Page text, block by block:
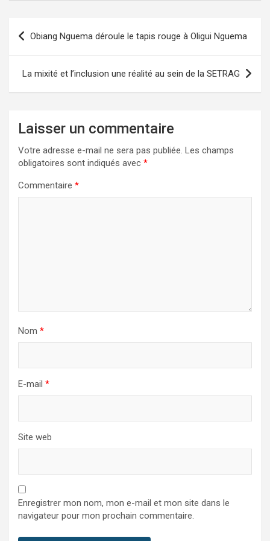
Navigation
de
l’article
Obiang Nguema déroule le tapis rouge à Oligui Nguema
La mixité et l’inclusion une réalité au sein de la SETRAG
Laisser un commentaire
Votre adresse e-mail ne sera pas publiée. Les champs
obligatoires sont indiqués avec *
Commentaire *
Nom *
E-mail *
Site web
Enregistrer mon nom, mon e-mail et mon site dans le
navigateur pour mon prochain commentaire.